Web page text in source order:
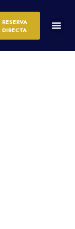
RESERVA
DIRECTA